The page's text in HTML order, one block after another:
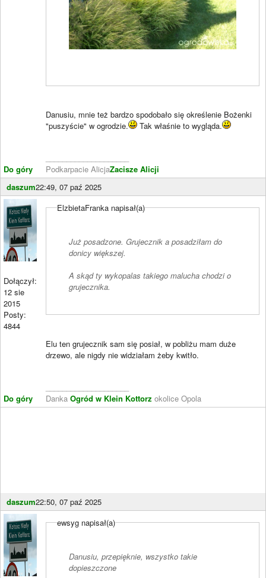
Do góry
Danusiu, mnie też bardzo spodobało się określenie Bożenki
"puszyście" w ogrodzie.
Tak właśnie to wygląda.
Podkarpacie AlicjaZacisze Alicji
daszum22:49, 07 paź 2025
Dołączył:
12 sie
2015
Posty:
4844
Do góry
ElzbietaFranka napisał(a)
Już posadzone. Grujecznik a posadziłam do
donicy większej.
A skąd ty wykopalas takiego malucha chodzi o
grujecznika.
Elu ten grujecznik sam się posiał, w pobliżu mam duże
drzewo, ale nigdy nie widziałam żeby kwitło.
Danka Ogród w Klein Kottorz okolice Opola
daszum22:50, 07 paź 2025
ewsyg napisał(a)
Danusiu, przepięknie, wszystko takie
dopieszczone